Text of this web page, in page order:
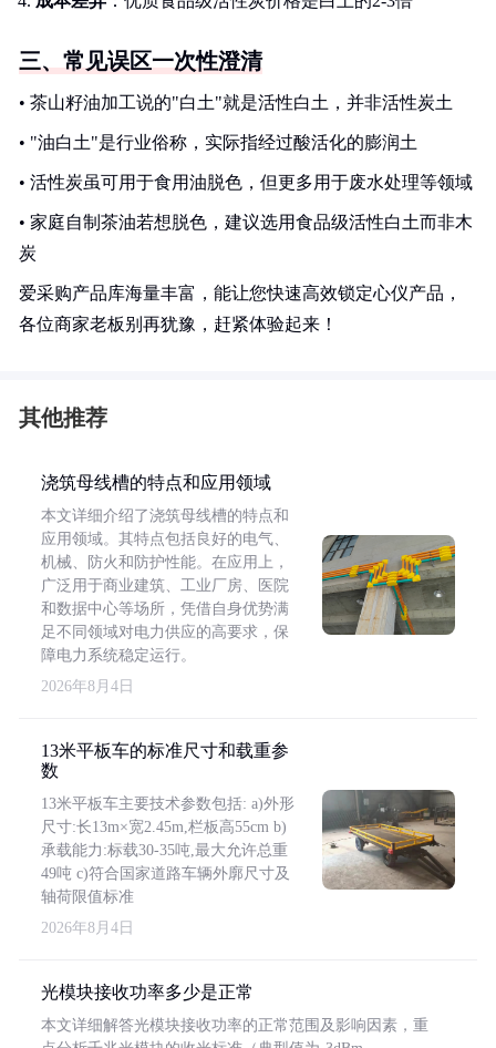
三、常见误区一次性澄清
• 茶山籽油加工说的"白土"就是活性白土，并非活性炭土
• "油白土"是行业俗称，实际指经过酸活化的膨润土
• 活性炭虽可用于食用油脱色，但更多用于废水处理等领域
• 家庭自制茶油若想脱色，建议选用食品级活性白土而非木
炭
爱采购产品库海量丰富，能让您快速高效锁定心仪产品，
各位商家老板别再犹豫，赶紧体验起来！
其他推荐
浇筑母线槽的特点和应用领域
本文详细介绍了浇筑母线槽的特点和
应用领域。其特点包括良好的电气、
机械、防火和防护性能。在应用上，
广泛用于商业建筑、工业厂房、医院
和数据中心等场所，凭借自身优势满
足不同领域对电力供应的高要求，保
障电力系统稳定运行。
2026年8月4日
13米平板车的标准尺寸和载重参
数
13米平板车主要技术参数包括: a)外形
尺寸:长13m×宽2.45m,栏板高55cm b)
承载能力:标载30-35吨,最大允许总重
49吨 c)符合国家道路车辆外廓尺寸及
轴荷限值标准
2026年8月4日
光模块接收功率多少是正常
本文详细解答光模块接收功率的正常范围及影响因素，重